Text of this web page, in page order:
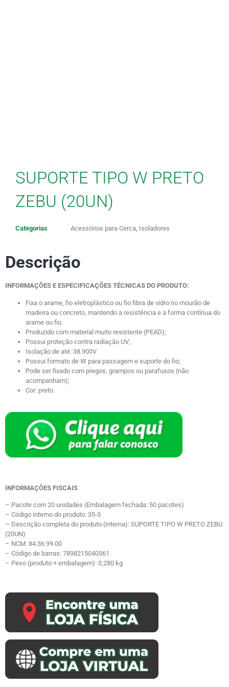
SUPORTE TIPO W PRETO
ZEBU (20UN)
Categorias Acessórios para Cerca, Isoladores
Descrição
INFORMAÇÕES E ESPECIFICAÇÕES TÉCNICAS DO PRODUTO:
Fixa o arame, fio eletroplástico ou fio fibra de vidro no mourão de
madeira ou concreto, mantendo a resistência e a forma contínua do
arame ou fio.
Produzido com material muito resistente (PEAD);
Possui proteção contra radiação UV;
Isolação de até: 38.900V
Possui formato de W para passagem e suporte do fio;
Pode ser fixado com pregos, grampos ou parafusos (não
acompanham);
Cor: preto.
INFORMAÇÕES FISCAIS
– Pacote com 20 unidades (Embalagem fechada: 50 pacotes)
– Código interno do produto: 35-3
– Descrição completa do produto (interna): SUPORTE TIPO W PRETO ZEBU
(20UN)
– NCM: 84.36.99.00
– Código de barras: 7898215040361
– Peso (produto + embalagem): 0,280 kg